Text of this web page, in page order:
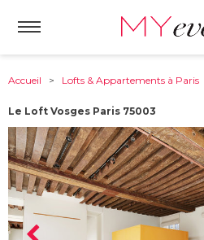
Accueil > Lofts & Appartements à Paris
Le Loft Vosges Paris 75003